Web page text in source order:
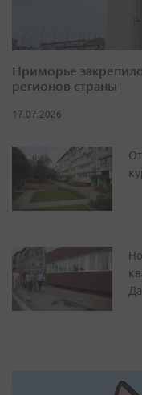
Приморье
регионов страны
17.07.2026